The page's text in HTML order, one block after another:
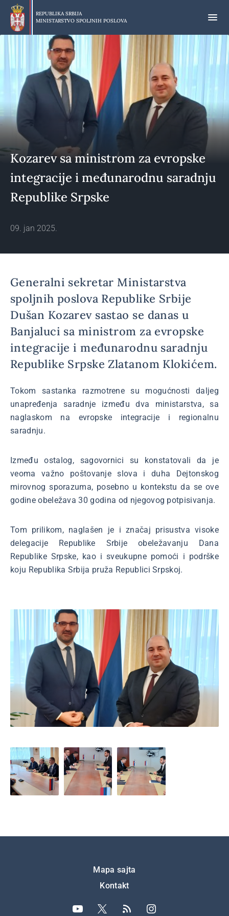
Preskoči
glavni
deo
sadržaja
REPUBLIKA SRBIJA
MINISTARSTVO SPOLJNIH POSLOVA
Kozarev sa ministrom za evropske
integracije i međunarodnu saradnju
Republike Srpske
09. jan 2025.
Generalni sekretar Ministarstva
spoljnih poslova Republike Srbije
Dušan Kozarev sastao se danas u
Banjaluci sa ministrom za evropske
integracije i međunarodnu saradnju
Republike Srpske Zlatanom Klokićem.
Tokom sastanka razmotrene su mogućnosti daljeg
unapređenja saradnje između dva ministarstva, sa
naglaskom na evropske integracije i regionalnu
saradnju.
Između ostalog, sagovornici su konstatovali da je
veoma važno poštovanje slova i duha Dejtonskog
mirovnog sporazuma, posebno u kontekstu da se ove
godine obeležava 30 godina od njegovog potpisivanja.
Tom prilikom, naglašen je i značaj prisustva visoke
delegacije Republike Srbije obeležavanju Dana
Republike Srpske, kao i sveukupne pomoći i podrške
koju Republika Srbija pruža Republici Srpskoj.
Mapa sajta
Kontakt